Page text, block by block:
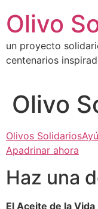
contenido
Olivo
un proyecto
centenarios
Olivo
Olivos
Apadrinar ahora
Haz una
El Aceite de la Vida